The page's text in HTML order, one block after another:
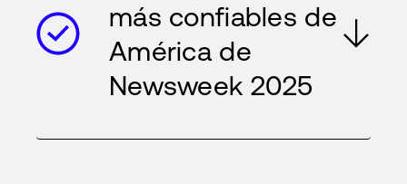
más confiables de
América de
Newsweek 2025